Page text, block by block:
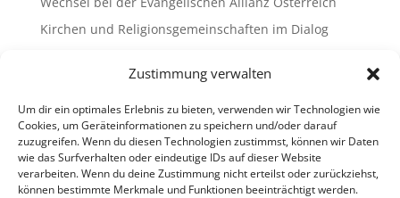
Zustimmung verwalten
Um dir ein optimales Erlebnis zu bieten, verwenden wir Technologien wie
Cookies, um Geräteinformationen zu speichern und/oder darauf
zuzugreifen. Wenn du diesen Technologien zustimmst, können wir Daten
wie das Surfverhalten oder eindeutige IDs auf dieser Website
verarbeiten. Wenn du deine Zustimmung nicht erteilst oder zurückziehst,
können bestimmte Merkmale und Funktionen beeinträchtigt werden.
Kirchen und Religionsgemeinschaften im Dialog
Schulen & Kindergärten in Österreich
„Brennen für das Leben “ – die Wanderausstellung
ist bald am Ziel
Neueste Kommentare